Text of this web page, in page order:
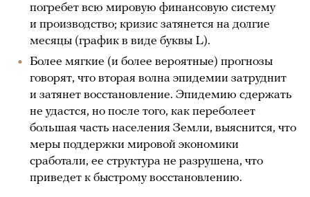
погребет всю мировую финансовую систему
и производство; кризис затянется на долгие
месяцы (график в виде буквы L).
Более мягкие (и более вероятные) прогнозы
говорят, что вторая волна эпидемии затруднит
и затянет восстановление. Эпидемию сдержать
не удастся, но после того, как переболеет
большая часть населения Земли, выяснится, что
меры поддержки мировой экономики
сработали, ее структура не разрушена, что
приведет к быстрому восстановлению.